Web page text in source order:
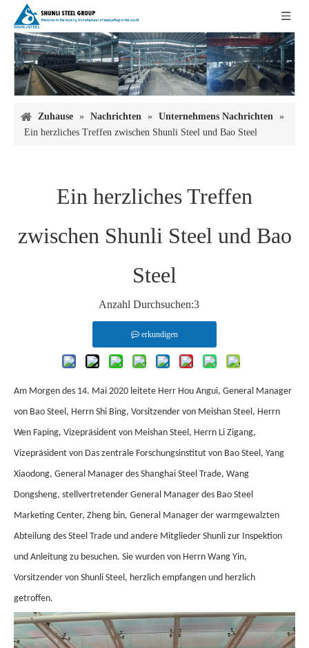
Zuhause » Nachrichten » Unternehmens Nachrichten »
Ein herzliches Treffen zwischen Shunli Steel und Bao Steel
Ein herzliches Treffen
zwischen Shunli Steel und Bao
Steel
Anzahl Durchsuchen:3
erkundigen
Am Morgen des 14. Mai 2020 leitete Herr Hou Angui, General Manager
von Bao Steel, Herrn Shi Bing, Vorsitzender von Meishan Steel, Herrn
Wen Faping, Vizepräsident von Meishan Steel, Herrn Li Zigang,
Vizepräsident von Das zentrale Forschungsinstitut von Bao Steel, Yang
Xiaodong, General Manager des Shanghai Steel Trade, Wang
Dongsheng, stellvertretender General Manager des Bao Steel
Marketing Center, Zheng bin, General Manager der warmgewalzten
Abteilung des Steel Trade und andere Mitglieder Shunli zur Inspektion
und Anleitung zu besuchen. Sie wurden von Herrn Wang Yin,
Vorsitzender von Shunli Steel, herzlich empfangen und herzlich
getroffen.